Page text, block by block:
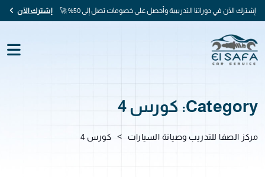
إشترك الآن في دوراتنا التدريبية وأحصل على خصومات تصل إلى 50% 🚀 إشترك الآن
Category: كورس 4
مركز الصفا للتدريب وصيانة السيارات > كورس 4